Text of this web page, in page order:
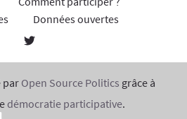
Données ouvertes
par Open Source Politics grâce à
démocratie participative.